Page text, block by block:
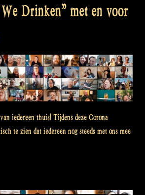
Drinken” met en voor
iedereen thuis! Tijdens deze Corona
te zien dat iedereen nog steeds met ons mee